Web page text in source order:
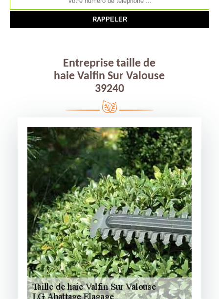
Entreprise taille de
haie Valfin Sur Valouse
39240